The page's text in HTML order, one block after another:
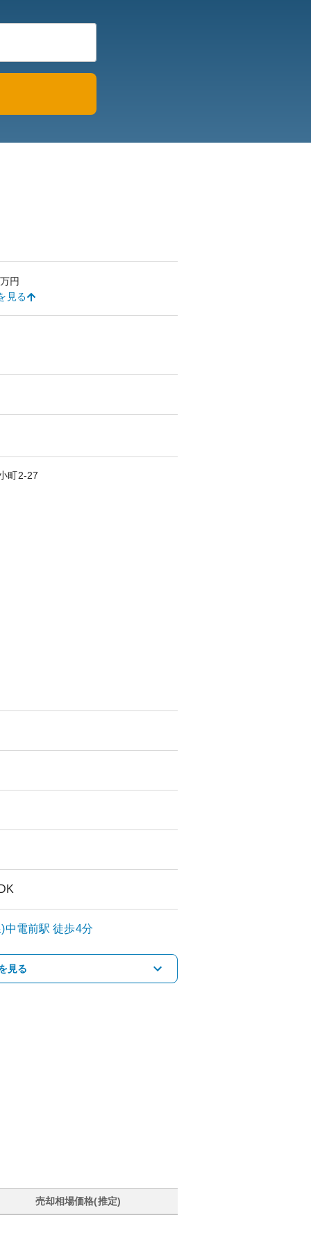
万円
見る
町2-27
中電前駅 徒歩4分
見る
売却相場価格(推定)